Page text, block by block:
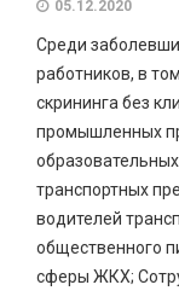
05.12.2020
Среди
работников, в
скрининга без
промышленных
транспортных
водителей
общественного
сферы ЖКХ;